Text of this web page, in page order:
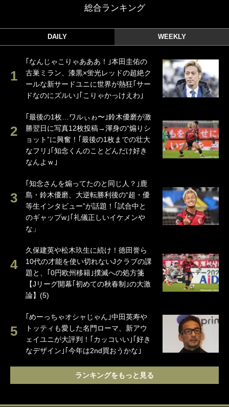
総合ランキング
DAILY WEEKLY
｢なんじゃこりゃあああ！｣本田圭佑の
古巣ミラン、漆黒×蛍光レッドの超絶ク
ールな新サードユニに世界が熱狂｢サー
ドなのにズルい｣｢こりゃかっけえわ｣
｢最後の1枚…ワルぃゎ〜｣鈴木優磨が激
勝翌日に写真12枚投稿→渾身の“煽りシ
ョット”に興奮！｢最後の1枚までの壮大
なフリ｣｢知念くんのことどんだけ好き
なんよｗ｣
｢知念さんを煽ってたのと同じ人？｣鹿
島・鈴木優磨、大逆転勝利後の“超・優
等生インタビュー”が話題！｢試合中と
のギャップw｣｢礼儀正しいイケメンや
な」
久保建英や松木玖生に続け！徳田誉ら
10代の才能を使い切れないJクラブの課
題と、｢0円欧州移籍｣撲滅への処方箋
【Jリーグ開幕｢初めての秋春制｣の大激
論】(5)
｢めーっちゃオシャじゃん｣中田英寿や
トッティも愛した名門ローマ、新アウ
ェイユニが大評判！｢カッコいい｣｢好き
なデザイン｣｢今年は2nd買おうかな｣
ランキングをもっと見る